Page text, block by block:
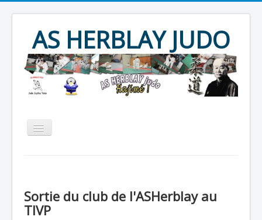
AS HERBLAY JUDO
Evènements
Archives
Sortie du club de l'ASHerblay au
TIVP